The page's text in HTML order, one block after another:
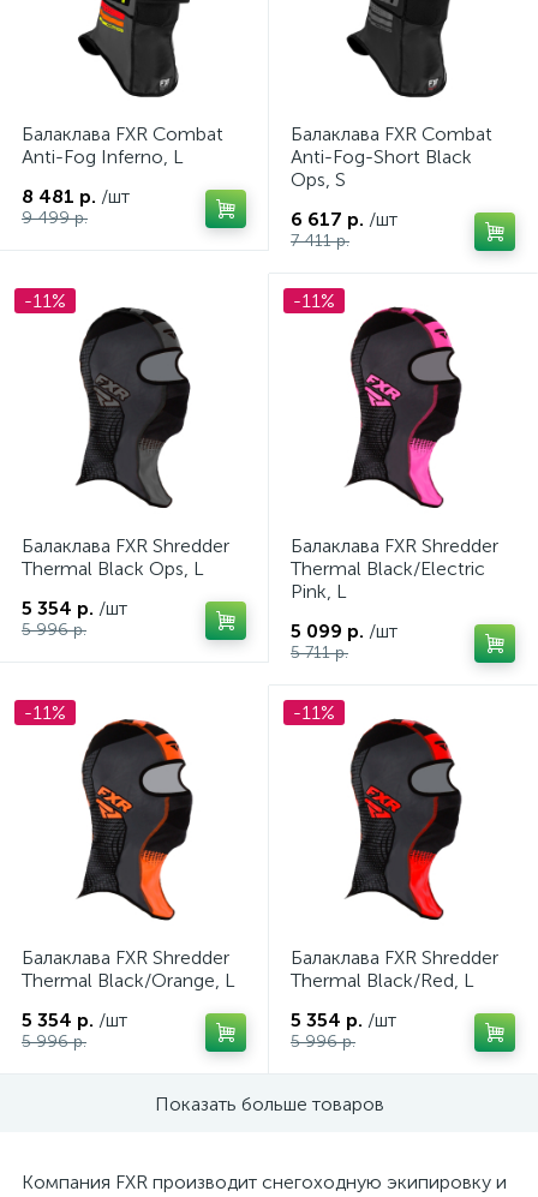
Балаклава FXR Combat
Anti-Fog Inferno, L
8 481 р. /шт
9 499 р.
Балаклава FXR Combat
Anti-Fog-Short Black
Ops, S
6 617 р. /шт
7 411 р.
-11%
Балаклава FXR Shredder
Thermal Black Ops, L
5 354 р. /шт
5 996 р.
-11%
Балаклава FXR Shredder
Thermal Black/Electric
Pink, L
5 099 р. /шт
5 711 р.
-11%
Балаклава FXR Shredder
Thermal Black/Orange, L
5 354 р. /шт
5 996 р.
-11%
Балаклава FXR Shredder
Thermal Black/Red, L
5 354 р. /шт
5 996 р.
Показать больше товаров
Компания FXR производит снегоходную экипировку и